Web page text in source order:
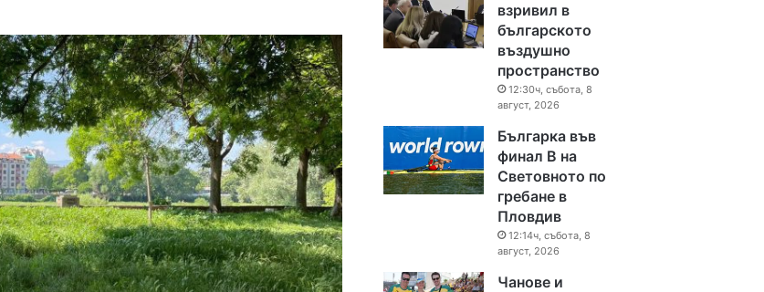
взривил в
българското
въздушно
пространство
12:30ч, събота, 8
август, 2026
Българка във
финал B на
Световното по
гребане в
Пловдив
12:14ч, събота, 8
август, 2026
Чанове и